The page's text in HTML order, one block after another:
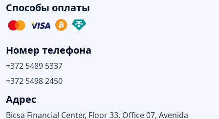
Способы оплаты
Номер телефона
+372 5489 5337
+372 5498 2450
Адрес
Bicsa Financial Center, Floor 33, Office 07, Avenida